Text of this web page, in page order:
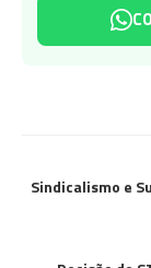
Sindicalismo e